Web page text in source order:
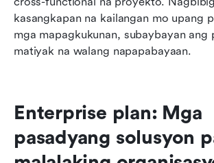
kasangkapan na kailangan mo upang
mga mapagkukunan, subaybayan ang
matiyak na walang napapabayaan.
Enterprise plan: Mga
pasadyang solusyon